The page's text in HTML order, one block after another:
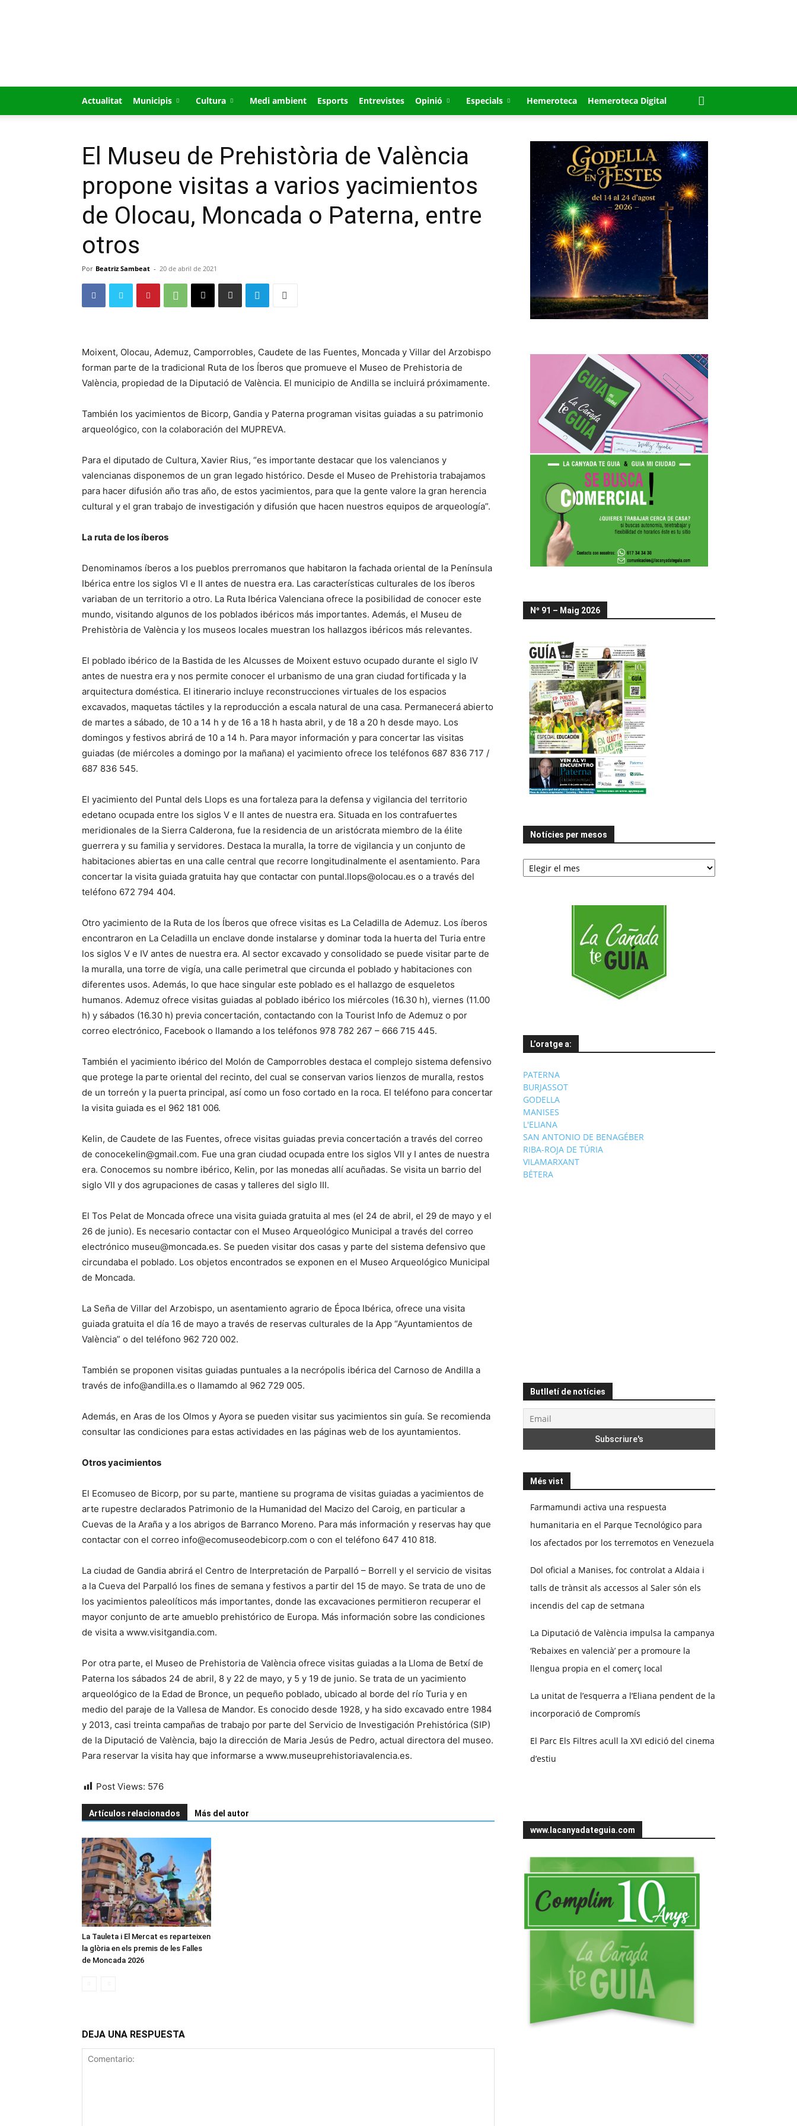
Actualitat Municipis Cultura Medi ambient Esports Entrevistes Opinió Especials Hemeroteca Hemeroteca Digital
El Museu de Prehistòria de València
propone visitas a varios yacimientos
de Olocau, Moncada o Paterna, entre
otros
Por Beatriz Sambeat - 20 de abril de 2021
Moixent, Olocau, Ademuz, Camporrobles, Caudete de las Fuentes, Moncada y Villar del Arzobispo
forman parte de la tradicional Ruta de los Íberos que promueve el Museo de Prehistoria de
València, propiedad de la Diputació de València. El municipio de Andilla se incluirá próximamente.
También los yacimientos de Bicorp, Gandia y Paterna programan visitas guiadas a su patrimonio
arqueológico, con la colaboración del MUPREVA.
Para el diputado de Cultura, Xavier Rius, “es importante destacar que los valencianos y
valencianas disponemos de un gran legado histórico. Desde el Museo de Prehistoria trabajamos
para hacer difusión año tras año, de estos yacimientos, para que la gente valore la gran herencia
cultural y el gran trabajo de investigación y difusión que hacen nuestros equipos de arqueología”.
La ruta de los íberos
Denominamos íberos a los pueblos prerromanos que habitaron la fachada oriental de la Península
Ibérica entre los siglos VI e II antes de nuestra era. Las características culturales de los íberos
variaban de un territorio a otro. La Ruta Ibérica Valenciana ofrece la posibilidad de conocer este
mundo, visitando algunos de los poblados ibéricos más importantes. Además, el Museu de
Prehistòria de València y los museos locales muestran los hallazgos ibéricos más relevantes.
El poblado ibérico de la Bastida de les Alcusses de Moixent estuvo ocupado durante el siglo IV
antes de nuestra era y nos permite conocer el urbanismo de una gran ciudad fortificada y la
arquitectura doméstica. El itinerario incluye reconstrucciones virtuales de los espacios
excavados, maquetas táctiles y la reproducción a escala natural de una casa. Permanecerá abierto
de martes a sábado, de 10 a 14 h y de 16 a 18 h hasta abril, y de 18 a 20 h desde mayo. Los
domingos y festivos abrirá de 10 a 14 h. Para mayor información y para concertar las visitas
guiadas (de miércoles a domingo por la mañana) el yacimiento ofrece los teléfonos 687 836 717 /
687 836 545.
El yacimiento del Puntal dels Llops es una fortaleza para la defensa y vigilancia del territorio
edetano ocupada entre los siglos V e II antes de nuestra era. Situada en los contrafuertes
meridionales de la Sierra Calderona, fue la residencia de un aristócrata miembro de la élite
guerrera y su familia y servidores. Destaca la muralla, la torre de vigilancia y un conjunto de
habitaciones abiertas en una calle central que recorre longitudinalmente el asentamiento. Para
concertar la visita guiada gratuita hay que contactar con puntal.llops@olocau.es o a través del
teléfono 672 794 404.
Otro yacimiento de la Ruta de los Íberos que ofrece visitas es La Celadilla de Ademuz. Los íberos
encontraron en La Celadilla un enclave donde instalarse y dominar toda la huerta del Turia entre
los siglos V e IV antes de nuestra era. Al sector excavado y consolidado se puede visitar parte de
la muralla, una torre de vigía, una calle perimetral que circunda el poblado y habitaciones con
diferentes usos. Además, lo que hace singular este poblado es el hallazgo de esqueletos
humanos. Ademuz ofrece visitas guiadas al poblado ibérico los miércoles (16.30 h), viernes (11.00
h) y sábados (16.30 h) previa concertación, contactando con la Tourist Info de Ademuz o por
correo electrónico, Facebook o llamando a los teléfonos 978 782 267 – 666 715 445.
También el yacimiento ibérico del Molón de Camporrobles destaca el complejo sistema defensivo
que protege la parte oriental del recinto, del cual se conservan varios lienzos de muralla, restos
de un torreón y la puerta principal, así como un foso cortado en la roca. El teléfono para concertar
la visita guiada es el 962 181 006.
Kelin, de Caudete de las Fuentes, ofrece visitas guiadas previa concertación a través del correo
de conocekelin@gmail.com. Fue una gran ciudad ocupada entre los siglos VII y I antes de nuestra
era. Conocemos su nombre ibérico, Kelin, por las monedas allí acuñadas. Se visita un barrio del
siglo VII y dos agrupaciones de casas y talleres del siglo III.
El Tos Pelat de Moncada ofrece una visita guiada gratuita al mes (el 24 de abril, el 29 de mayo y el
26 de junio). Es necesario contactar con el Museo Arqueológico Municipal a través del correo
electrónico museu@moncada.es. Se pueden visitar dos casas y parte del sistema defensivo que
circundaba el poblado. Los objetos encontrados se exponen en el Museo Arqueológico Municipal
de Moncada.
La Seña de Villar del Arzobispo, un asentamiento agrario de Época Ibérica, ofrece una visita
guiada gratuita el día 16 de mayo a través de reservas culturales de la App “Ayuntamientos de
València” o del teléfono 962 720 002.
También se proponen visitas guiadas puntuales a la necrópolis ibérica del Carnoso de Andilla a
través de info@andilla.es o llamamdo al 962 729 005.
Además, en Aras de los Olmos y Ayora se pueden visitar sus yacimientos sin guía. Se recomienda
consultar las condiciones para estas actividades en las páginas web de los ayuntamientos.
Otros yacimientos
El Ecomuseo de Bicorp, por su parte, mantiene su programa de visitas guiadas a yacimientos de
arte rupestre declarados Patrimonio de la Humanidad del Macizo del Caroig, en particular a
Cuevas de la Araña y a los abrigos de Barranco Moreno. Para más información y reservas hay que
contactar con el correo info@ecomuseodebicorp.com o con el teléfono 647 410 818.
La ciudad de Gandia abrirá el Centro de Interpretación de Parpalló – Borrell y el servicio de visitas
a la Cueva del Parpalló los fines de semana y festivos a partir del 15 de mayo. Se trata de uno de
los yacimientos paleolíticos más importantes, donde las excavaciones permitieron recuperar el
mayor conjunto de arte amueblo prehistórico de Europa. Más información sobre las condiciones
de visita a www.visitgandia.com.
Por otra parte, el Museo de Prehistoria de València ofrece visitas guiadas a la Lloma de Betxí de
Paterna los sábados 24 de abril, 8 y 22 de mayo, y 5 y 19 de junio. Se trata de un yacimiento
arqueológico de la Edad de Bronce, un pequeño poblado, ubicado al borde del río Turia y en
medio del paraje de la Vallesa de Mandor. Es conocido desde 1928, y ha sido excavado entre 1984
y 2013, casi treinta campañas de trabajo por parte del Servicio de Investigación Prehistórica (SIP)
de la Diputació de València, bajo la dirección de Maria Jesús de Pedro, actual directora del museo.
Para reservar la visita hay que informarse a www.museuprehistoriavalencia.es.
Post Views: 576
Artículos relacionados Más del autor
La Tauleta i El Mercat es reparteixen
la glòria en els premis de les Falles
de Moncada 2026
DEJA UNA RESPUESTA
Nº 91 – Maig 2026
Notícies per mesos
Notícies
per
L’oratge a:
PATERNA
BURJASSOT
GODELLA
MANISES
L'ELIANA
SAN ANTONIO DE BENAGÉBER
RIBA-ROJA DE TÚRIA
VILAMARXANT
BÉTERA
Butlletí de notícies
Més vist
Farmamundi activa una respuesta
humanitaria en el Parque Tecnológico para
los afectados por los terremotos en Venezuela
Dol oficial a Manises, foc controlat a Aldaia i
talls de trànsit als accessos al Saler són els
incendis del cap de setmana
La Diputació de València impulsa la campanya
‘Rebaixes en valencià’ per a promoure la
llengua propia en el comerç local
La unitat de l’esquerra a l’Eliana pendent de la
incorporació de Compromís
El Parc Els Filtres acull la XVI edició del cinema
d’estiu
www.lacanyadateguia.com